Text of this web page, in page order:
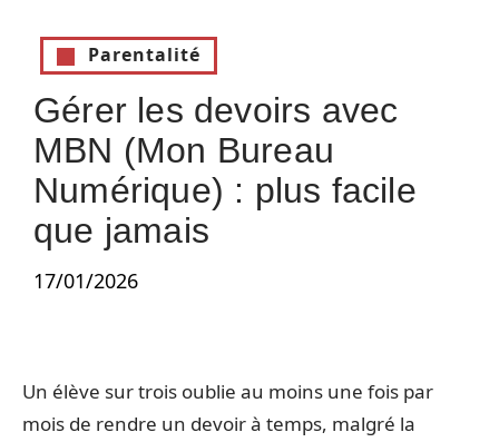
Parentalité
Gérer les devoirs avec
MBN (Mon Bureau
Numérique) : plus facile
que jamais
17/01/2026
Un élève sur trois oublie au moins une fois par
mois de rendre un devoir à temps, malgré la